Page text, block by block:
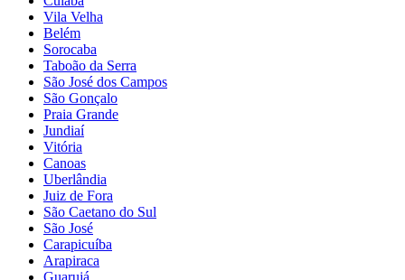
Vila Velha
Belém
Sorocaba
Taboão da Serra
São José dos Campos
São Gonçalo
Praia Grande
Jundiaí
Vitória
Canoas
Uberlândia
Juiz de Fora
São Caetano do Sul
São José
Carapicuíba
Arapiraca
Guarujá